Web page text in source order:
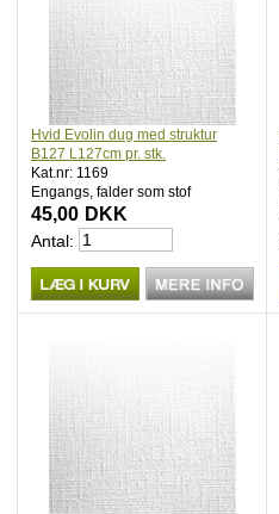
Hvid Evolin dug med struktur
B127 L127cm pr. stk.
Kat.nr: 1169
Engangs, falder som stof
45,00 DKK
Antal: